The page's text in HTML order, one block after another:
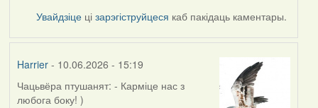
Увайдзіце цізарэгіструйцеся каб пакідаць каментары.
Harrier- 10.06.2026 - 15:19
Чацьвёра птушанят: - Карміце нас з
любога боку! )